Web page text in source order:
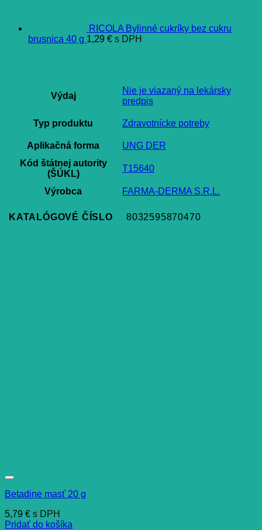
RICOLA Bylinné cukríky bez cukru
brusnica 40 g 1,29 € s DPH
Výdaj
Nie je viazaný na lekársky
predpis
Typ produktu Zdravotnícke potreby
Aplikačná forma
UNG DER
Kód štátnej autority
(ŠÚKL)
T15640
Výrobca FARMA-DERMA S.R.L.
KATALÓGOVÉ ČÍSLO 8032595870470
Betadine masť 20 g
5,79 € s DPH
Pridať do košíka